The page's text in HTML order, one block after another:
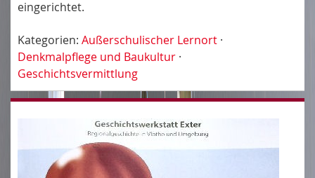
eingerichtet.
Kategorien: Außerschulischer Lernort ·
Denkmalpflege und Baukultur ·
Geschichtsvermittlung